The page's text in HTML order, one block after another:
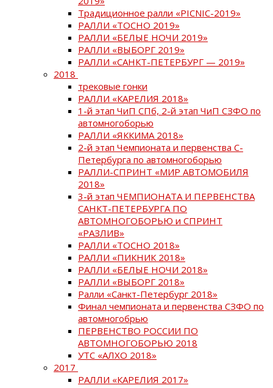
Традиционное ралли «PICNIC-2019»
РАЛЛИ «ТОСНО 2019»
РАЛЛИ «БЕЛЫЕ НОЧИ 2019»
РАЛЛИ «ВЫБОРГ 2019»
РАЛЛИ «САНКТ-ПЕТЕРБУРГ — 2019»
2018
трековые гонки
РАЛЛИ «КАРЕЛИЯ 2018»
1-й этап ЧиП СПб, 2-й этап ЧиП СЗФО по
автомногоборью
РАЛЛИ «ЯККИМА 2018»
2-й этап Чемпионата и первенства С-
Петербурга по автомногоборью
РАЛЛИ-СПРИНТ «МИР АВТОМОБИЛЯ
2018»
3-й этап ЧЕМПИОНАТА И ПЕРВЕНСТВА
САНКТ-ПЕТЕРБУРГА ПО
АВТОМНОГОБОРЬЮ и СПРИНТ
«РАЗЛИВ»
РАЛЛИ «ТОСНО 2018»
РАЛЛИ «ПИКНИК 2018»
РАЛЛИ «БЕЛЫЕ НОЧИ 2018»
РАЛЛИ «ВЫБОРГ 2018»
Ралли «Санкт-Петербург 2018»
Финал чемпионата и первенства СЗФО по
автомногобрью
ПЕРВЕНСТВО РОССИИ ПО
АВТОМНОГОБОРЬЮ 2018
УТС «АЛХО 2018»
2017
РАЛЛИ «КАРЕЛИЯ 2017»